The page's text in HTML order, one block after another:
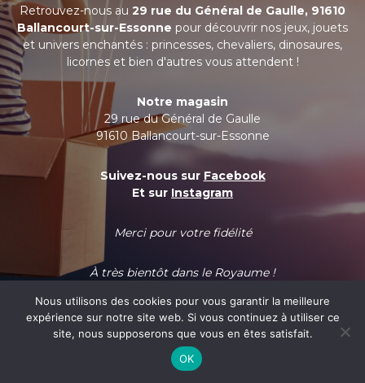
Retrouvez-nous au 29 rue du Général de Gaulle, 91610
Ballancourt-sur-Essonne pour découvrir nos jeux, jouets
et univers enchantés : princesses, chevaliers, dinosaures,
licornes et bien d'autres vous attendent !
Notre magasin
29 rue du Général de Gaulle
91610 Ballancourt-sur-Essonne
Suivez-nous sur Facebook
Et sur Instagram
Merci pour votre fidélité
À très bientôt dans le Royaume !
Nous utilisons des cookies pour vous garantir la meilleure
expérience sur notre site web. Si vous continuez à utiliser ce
site, nous supposerons que vous en êtes satisfait.
OK